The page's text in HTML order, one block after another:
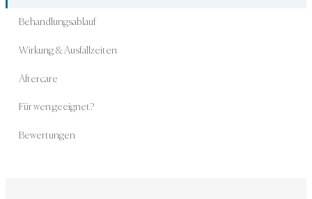
Behandlungsablauf
Wirkung & Ausfallzeiten
Aftercare
Für wen geeignet?
Bewertungen